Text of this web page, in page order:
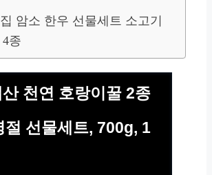
암소 한우 선물세트 소고기
종
천연 호랑이꿀 2종
절 선물세트, 700g, 1